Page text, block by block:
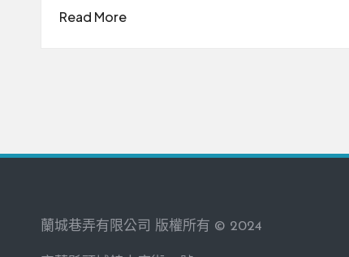
Read More
頁
蘭城巷弄有限公司 版權所有 © 2024